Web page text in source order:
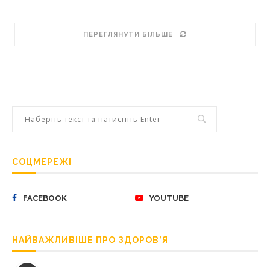
ПЕРЕГЛЯНУТИ БІЛЬШЕ
СОЦМЕРЕЖІ
FACEBOOK YOUTUBE
НАЙВАЖЛИВІШЕ ПРО ЗДОРОВ’Я